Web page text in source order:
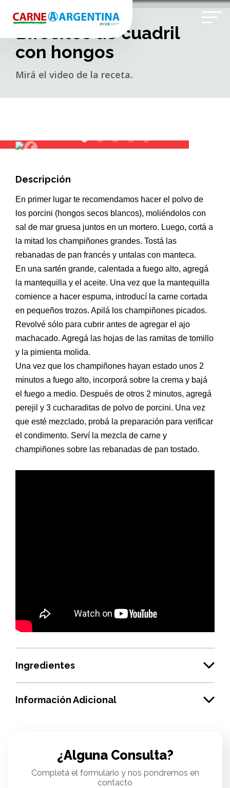
Bifecitos de cuadril
con hongos
Mirá el video de la receta.
Descripción
En primer lugar te recomendamos hacer el polvo de
los porcini (hongos secos blancos), moliéndolos con
sal de mar gruesa juntos en un mortero. Luego, cortá a
la mitad los champiñones grandes. Tostá las
rebanadas de pan francés y untalas con manteca.
En una sartén grande, calentada a fuego alto, agregá
la mantequilla y el aceite. Una vez que la mantequilla
comience a hacer espuma, introducí la carne cortada
en pequeños trozos. Apilá los champiñones picados.
Revolvé sólo para cubrir antes de agregar el ajo
machacado. Agregá las hojas de las ramitas de tomillo
y la pimienta molida.
Una vez que los champiñones hayan estado unos 2
minutos a fuego alto, incorporá sobre la crema y bajá
el fuego a medio. Después de otros 2 minutos, agregá
perejil y 3 cucharaditas de polvo de porcini. Una vez
que esté mezclado, probá la preparación para verificar
el condimento. Serví la mezcla de carne y
champiñones sobre las rebanadas de pan tostado.
Ingredientes
Información Adicional
¿Alguna Consulta?
Completá el formulario y nos pondremos en
contacto